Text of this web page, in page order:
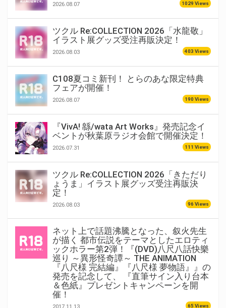
2026.08.07 1029 Views
ツクル Re:COLLECTION 2026「水龍敬」
イラスト展グッズ受注再販決定！
2026.08.03 403 Views
C108夏コミ新刊！ とらのあな限定特典
フェアが開催！
2026.08.07 190 Views
『VivA! 緜/wata Art Works』発売記念イ
ベントが秋葉原ラジオ会館で開催決定！
2026.07.31 111 Views
ツクル Re:COLLECTION 2026「きただり
ょうま」イラスト展グッズ受注再販決
定！
2026.08.03 96 Views
ネット上で話題沸騰となった、叙火先生
が描く 都市伝説をテーマとしたエロティ
ックホラー第2弾！『(DVD)八尺八話快樂
巡り ～異形怪奇譚～ THE ANIMATION
『八尺様 完結編』『八尺様 夢物語』』の
発売を記念して、 『直筆サイン入り台本
＆色紙』プレゼントキャンペーンを開
催！
65 Views